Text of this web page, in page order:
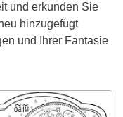
und erkunden Sie
hinzugefügt
und Ihrer Fantasie